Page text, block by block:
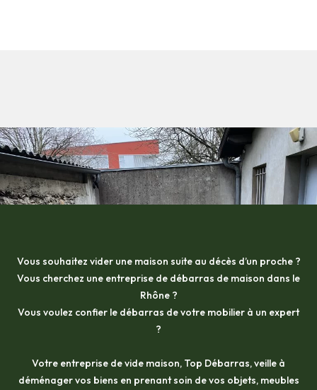
Vous souhaitez vider une maison suite au décès d’un proche ?
Vous cherchez une entreprise de débarras de maison dans le
Rhône ?
Vous voulez confier le débarras de votre mobilier à un expert
?
Votre entreprise de vide maison, Top Débarras, veille à
déménager vos biens en prenant soin de vos objets, meubles